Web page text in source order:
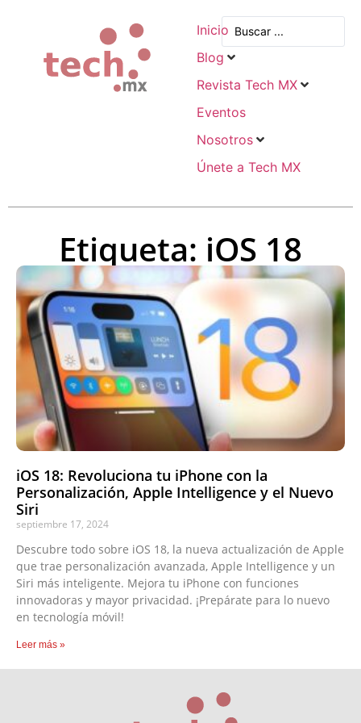
Inicio
Blog
Revista Tech MX
Eventos
Nosotros
Únete a Tech MX
Etiqueta: iOS 18
iOS 18: Revoluciona tu iPhone con la
Personalización, Apple Intelligence y el Nuevo
Siri
septiembre 17, 2024
Descubre todo sobre iOS 18, la nueva actualización de Apple
que trae personalización avanzada, Apple Intelligence y un
Siri más inteligente. Mejora tu iPhone con funciones
innovadoras y mayor privacidad. ¡Prepárate para lo nuevo
en tecnología móvil!
Leer más »